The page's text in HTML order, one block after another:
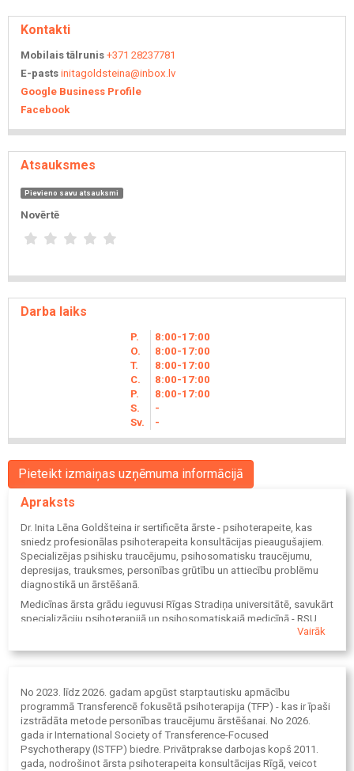
Kontakti
Mobilais tālrunis +371 28237781
E-pasts initagoldsteina@inbox.lv
Google Business Profile
Facebook
Atsauksmes
Pievieno savu atsauksmi
Novērtē
Darba laiks
P. 8 00-17 00
O.
8 00-17 00
T.
8 00-17 00
C.
8 00-17 00
P.
8 00-17 00
S.
-
Sv.
-
Pieteikt izmaiņas uzņēmuma informācijā
Apraksts
Dr. Inita Lēna Goldšteina ir sertificēta ārste - psihoterapeite, kas
sniedz profesionālas psihoterapeita konsultācijas pieaugušajiem.
Specializējas psihisku traucējumu, psihosomatisku traucējumu,
depresijas, trauksmes, personības grūtību un attiecību problēmu
diagnostikā un ārstēšanā.
Medicīnas ārsta grādu ieguvusi Rīgas Stradiņa universitātē, savukārt
specializāciju psihoterapijā un psihosomatiskajā medicīnā - RSU
Vairāk
No 2023. līdz 2026. gadam apgūst starptautisku apmācību
programmā Transferencē fokusētā psihoterapija (TFP) - kas ir īpaši
izstrādāta metode personības traucējumu ārstēšanai. No 2026.
gada ir International Society of Transference-Focused
Psychotherapy (ISTFP) biedre. Privātprakse darbojas kopš 2011.
gada, nodrošinot ārsta psihoterapeita konsultācijas Rīgā, veicot